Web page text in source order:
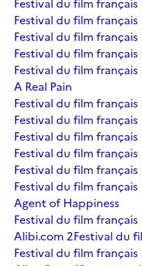
Festival du film
Festival du film
Festival du film
Festival du film
A Real Pain
Festival du film
Festival du film
Festival du film
Festival du film
Festival du film
Festival du film
Agent of Happiness
Festival du film
Alibi.com 2Festival du
Festival du film